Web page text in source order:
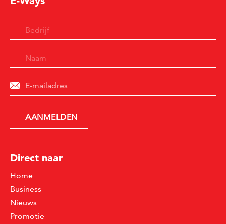
Direct naar
Home
Business
Nieuws
Promotie